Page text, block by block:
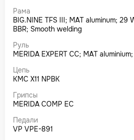
Рама
BIG.NINE TFS III; MAT aluminum; 29
BBR; Smooth welding
Руль
MERIDA EXPERT CC; MAT
Цепь
KMC X11 NPBK
Грипсы
MERIDA COMP EC
Педали
VP VPE-891